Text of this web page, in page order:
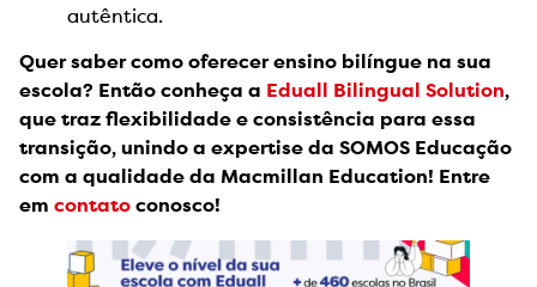
autêntica.
Quer saber como oferecer ensino bilíngue na sua
escola? Então conheça a Eduall Bilingual Solution,
que traz flexibilidade e consistência para essa
transição, unindo a expertise da SOMOS Educação
com a qualidade da Macmillan Education! Entre
em contato conosco!